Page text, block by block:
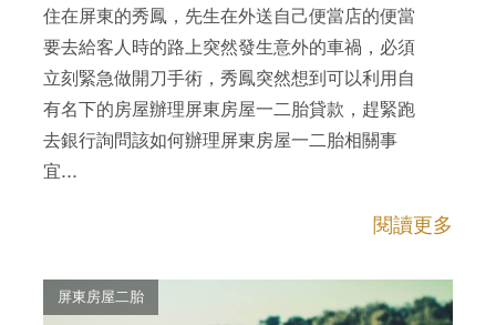
住在屏東的秀鳳，先生在外送自己便當店的便當
要去給客人時的路上突然發生意外的車禍，必須
立刻緊急做開刀手術，秀鳳突然想到可以利用自
有名下的房屋辦理屏東房屋一二胎貸款，趕緊跑
去銀行詢問該如何辦理屏東房屋一二胎相關事
宜...
閱讀更多
屏東房屋二胎